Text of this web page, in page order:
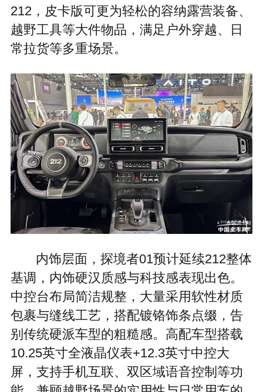
212，皮卡版可更为轻松的容纳露营装备、
越野工具等大件物品，满足户外穿越、日
常拉货等多重场景。
内饰层面，探境者01预计延续212整体
基调，内饰硬汉质感与科技感表现出色。
中控台布局简洁规整，大量采用软性材质
包裹与缝线工艺，搭配镀铬饰条点缀，告
别传统硬派车型的粗糙感。高配车型搭载
10.25英寸全液晶仪表+12.3英寸中控大
屏，支持手机互联、双区域语音控制等功